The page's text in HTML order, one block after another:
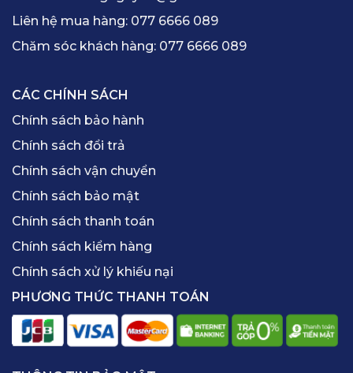
Liên hệ mua hàng: 077 6666 089
Chăm sóc khách hàng: 077 6666 089
CÁC CHÍNH SÁCH
Chính sách bảo hành
Chính sách đổi trả
Chính sách vận chuyển
Chính sách bảo mật
Chính sách thanh toán
Chính sách kiểm hàng
Chính sách xử lý khiếu nại
PHƯƠNG THỨC THANH TOÁN